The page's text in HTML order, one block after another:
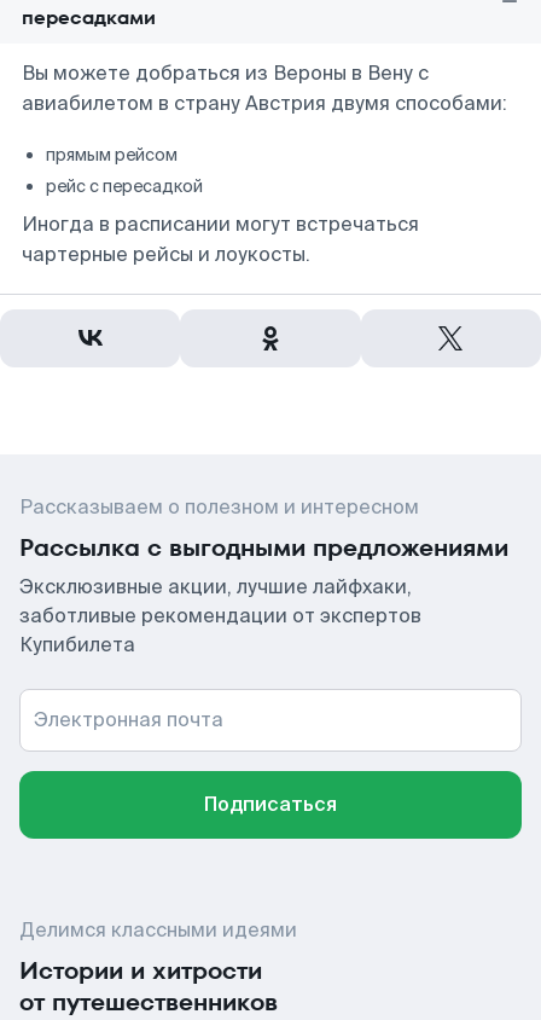
пересадками
Вы можете добраться из Вероны в Вену с
авиабилетом в страну Австрия двумя способами:
прямым рейсом
рейс с пересадкой
Иногда в расписании могут встречаться
чартерные рейсы и лоукосты.
Рассказываем о полезном и интересном
Рассылка с выгодными предложениями
Эксклюзивные акции, лучшие лайфхаки,
заботливые рекомендации от экспертов
Купибилета
Электронная почта
Подписаться
Делимся классными идеями
Истории и хитрости
от путешественников